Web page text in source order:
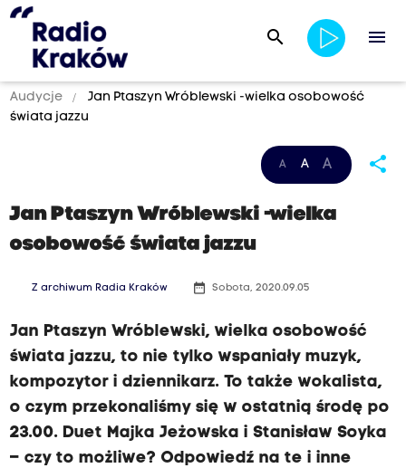
search menu
Audycje
Jan Ptaszyn Wróblewski -wielka osobowość
świata jazzu
A A A share
Jan Ptaszyn Wróblewski -wielka
osobowość świata jazzu
Z archiwum Radia Kraków date_range Sobota, 2020.09.05
Jan Ptaszyn Wróblewski, wielka osobowość
świata jazzu, to nie tylko wspaniały muzyk,
kompozytor i dziennikarz. To także wokalista,
o czym przekonaliśmy się w ostatnią środę po
23.00. Duet Majka Jeżowska i Stanisław Soyka
– czy to możliwe? Odpowiedź na te i inne